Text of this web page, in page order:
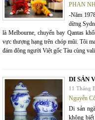
PHAN
-Năm
dừng
là Melbourne, chuyến bay Qantas
vực thượng hạng trên chóp mũi. Tôi
đám đông người Việt gốc Tàu cùng
DI SẢN
11 Tháng
Nguyễn
Di sản
không